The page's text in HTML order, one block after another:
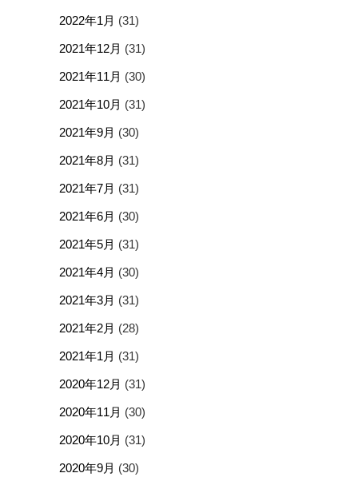
2022年1月 (31)
2021年12月 (31)
2021年11月 (30)
2021年10月 (31)
2021年9月 (30)
2021年8月 (31)
2021年7月 (31)
2021年6月 (30)
2021年5月 (31)
2021年4月 (30)
2021年3月 (31)
2021年2月 (28)
2021年1月 (31)
2020年12月 (31)
2020年11月 (30)
2020年10月 (31)
2020年9月 (30)